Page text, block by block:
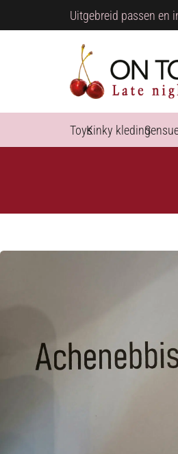
Uitgebreid passen en
ToysKinky kleding